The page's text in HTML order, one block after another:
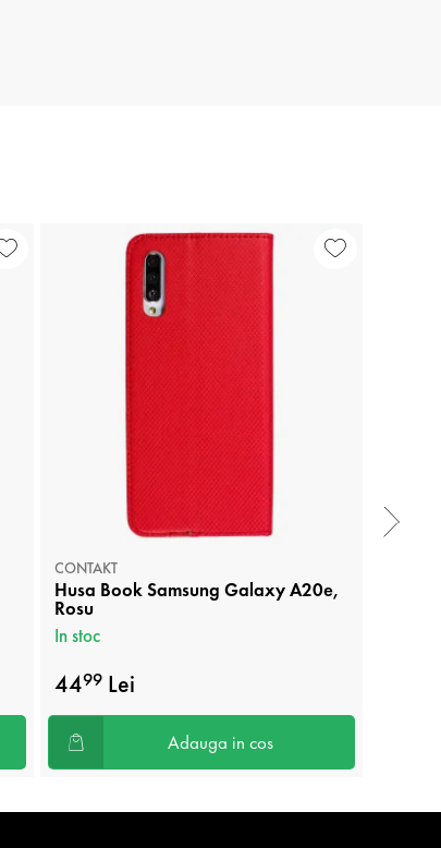
CONTAKT
Husa Book Samsung Galaxy A20e,
Rosu
In stoc
4499 Lei
Adauga in cos